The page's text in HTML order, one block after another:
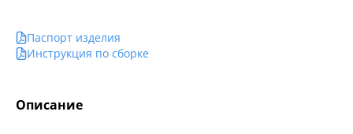
Описание
Паспорт изделия
Инструкция по сборке